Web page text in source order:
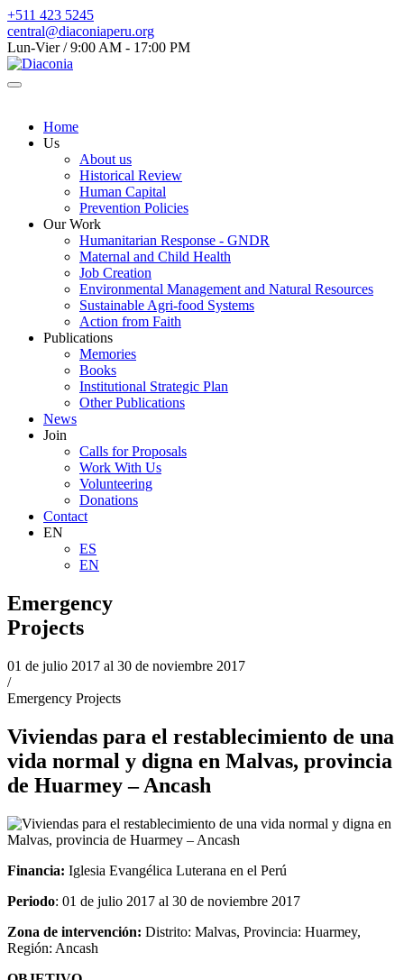
+511 423 5245
central@diaconiaperu.org
Lun-Vier / 9:00 AM - 17:00 PM
Home
Us
About us
Historical Review
Human Capital
Prevention Policies
Our Work
Humanitarian Response - GNDR
Maternal and Child Health
Job Creation
Environmental Management and Natural Resources
Sustainable Agri-food Systems
Action from Faith
Publications
Memories
Books
Institutional Strategic Plan
Other Publications
News
Join
Calls for Proposals
Work With Us
Volunteering
Donations
Contact
EN
ES
EN
Emergency
Projects
01 de julio 2017 al 30 de noviembre 2017
/
Emergency Projects
Viviendas para el restablecimiento de una
vida normal y digna en Malvas, provincia
de Huarmey – Ancash
Financia: Iglesia Evangélica Luterana en el Perú
Periodo: 01 de julio 2017 al 30 de noviembre 2017
Zona de intervención: Distrito: Malvas, Provincia: Huarmey,
Región: Ancash